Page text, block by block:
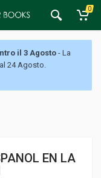
0
il 3 Agosto - La
24 Agosto.
EN LA